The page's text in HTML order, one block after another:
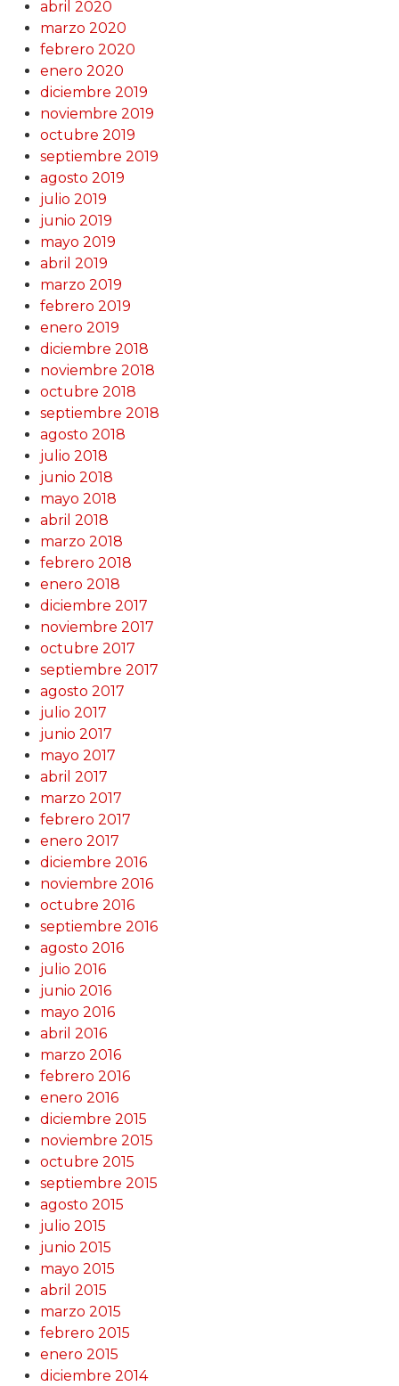
abril 2020
marzo 2020
febrero 2020
enero 2020
diciembre 2019
noviembre 2019
octubre 2019
septiembre 2019
agosto 2019
julio 2019
junio 2019
mayo 2019
abril 2019
marzo 2019
febrero 2019
enero 2019
diciembre 2018
noviembre 2018
octubre 2018
septiembre 2018
agosto 2018
julio 2018
junio 2018
mayo 2018
abril 2018
marzo 2018
febrero 2018
enero 2018
diciembre 2017
noviembre 2017
octubre 2017
septiembre 2017
agosto 2017
julio 2017
junio 2017
mayo 2017
abril 2017
marzo 2017
febrero 2017
enero 2017
diciembre 2016
noviembre 2016
octubre 2016
septiembre 2016
agosto 2016
julio 2016
junio 2016
mayo 2016
abril 2016
marzo 2016
febrero 2016
enero 2016
diciembre 2015
noviembre 2015
octubre 2015
septiembre 2015
agosto 2015
julio 2015
junio 2015
mayo 2015
abril 2015
marzo 2015
febrero 2015
enero 2015
diciembre 2014